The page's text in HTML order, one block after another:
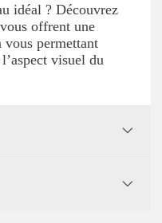
idéal ? Découvrez
offrent une
permettant
visuel du